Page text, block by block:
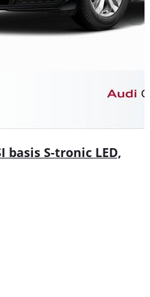
basis S-tronic LED,